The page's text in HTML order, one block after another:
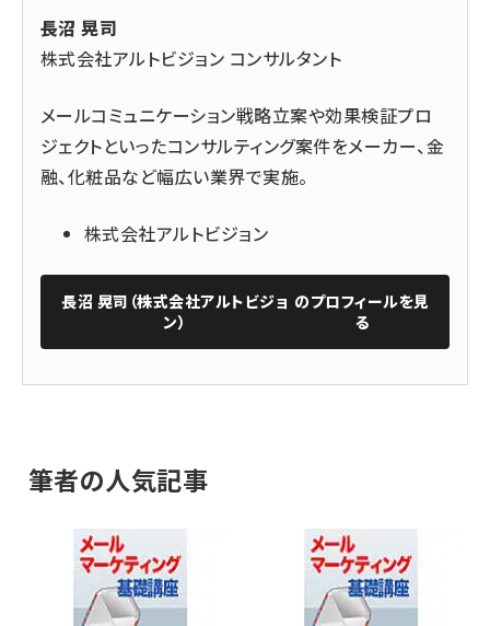
長沼 晃司
株式会社アルトビジョン コンサルタント
メールコミュニケーション戦略立案や効果検証プロ
ジェクトといったコンサルティング案件をメーカー、金
融、化粧品など幅広い業界で実施。
株式会社アルトビジョン
長沼 晃司（株式会社アルトビジョ
ン）
のプロフィールを見
る
筆者の人気記事